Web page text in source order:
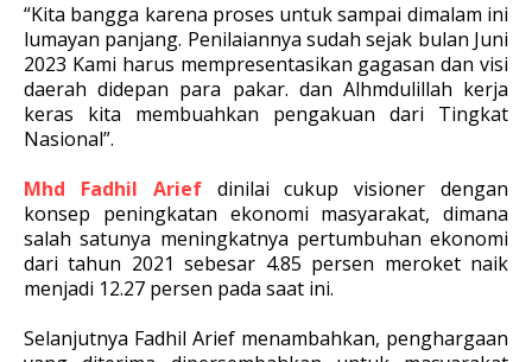
“Kita bangga karena proses untuk sampai dimalam ini
lumayan panjang. Penilaiannya sudah sejak bulan Juni
2023 Kami harus mempresentasikan gagasan dan visi
daerah didepan para pakar. dan Alhmdulillah kerja
keras kita membuahkan pengakuan dari Tingkat
Nasional”.
Mhd Fadhil Arief dinilai cukup visioner dengan
konsep peningkatan ekonomi masyarakat, dimana
salah satunya meningkatnya pertumbuhan ekonomi
dari tahun 2021 sebesar 4.85 persen meroket naik
menjadi 12.27 persen pada saat ini.
Selanjutnya Fadhil Arief menambahkan, penghargaan